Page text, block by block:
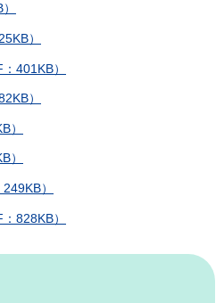
）
401KB）
）
）
）
）
828KB）